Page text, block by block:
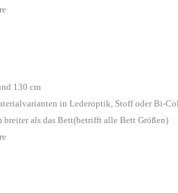
130 cm
in Lederoptik, Stoff oder Bi-
als das Bett(betrifft alle Bett Größen)